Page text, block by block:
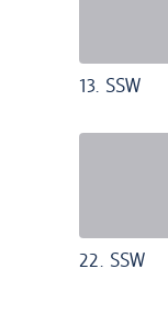
13. SSW
22. SSW